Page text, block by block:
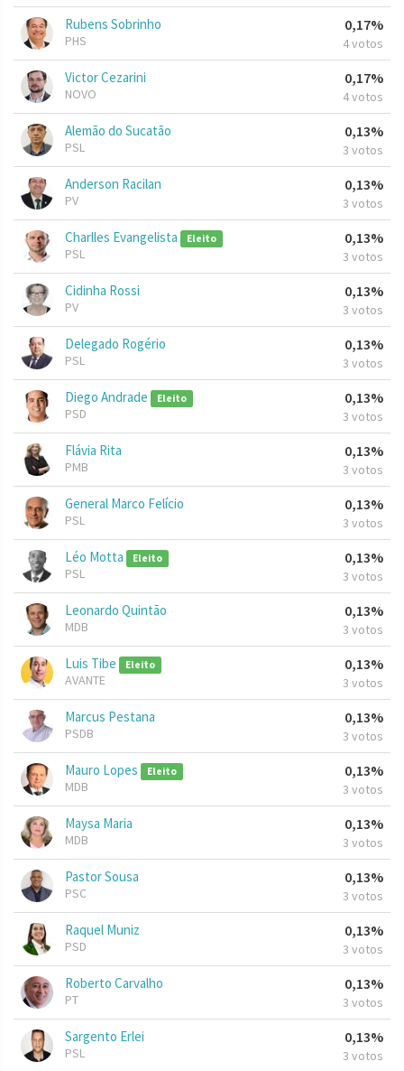
Rubens Sobrinho
PHS
0,17%
4 votos
Victor Cezarini
NOVO
0,17%
4 votos
Alemão do Sucatão
PSL
0,13%
3 votos
Anderson Racilan
PV
0,13%
3 votos
Charlles Evangelista Eleito
PSL
0,13%
3 votos
Cidinha Rossi
PV
0,13%
3 votos
Delegado Rogério
PSL
0,13%
3 votos
Diego Andrade Eleito
PSD
0,13%
3 votos
Flávia Rita
PMB
0,13%
3 votos
General Marco Felício
PSL
0,13%
3 votos
Léo Motta Eleito
PSL
0,13%
3 votos
Leonardo Quintão
MDB
0,13%
3 votos
Luis Tibe Eleito
AVANTE
0,13%
3 votos
Marcus Pestana
PSDB
0,13%
3 votos
Mauro Lopes Eleito
MDB
0,13%
3 votos
Maysa Maria
MDB
0,13%
3 votos
Pastor Sousa
PSC
0,13%
3 votos
Raquel Muniz
PSD
0,13%
3 votos
Roberto Carvalho
PT
0,13%
3 votos
Sargento Erlei
PSL
0,13%
3 votos